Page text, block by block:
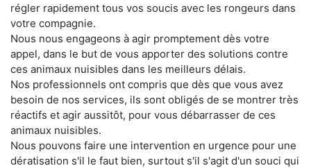
régler rapidement tous vos soucis avec les rongeurs dans
votre compagnie.
Nous nous engageons à agir promptement dès votre
appel, dans le but de vous apporter des solutions contre
ces animaux nuisibles dans les meilleurs délais.
Nos professionnels ont compris que dès que vous avez
besoin de nos services, ils sont obligés de se montrer très
réactifs et agir aussitôt, pour vous débarrasser de ces
animaux nuisibles.
Nous pouvons faire une intervention en urgence pour une
dératisation s'il le faut bien, surtout s'il s'agit d'un souci qui